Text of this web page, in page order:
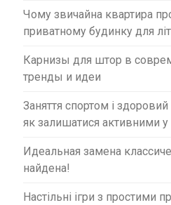
Чому звичайна квартира
приватному будинку для
Карнизы для штор в
тренды и идеи
Заняття спортом і
як залишатися активними у
Идеальная замена
найдена!
Настільні ігри з простими